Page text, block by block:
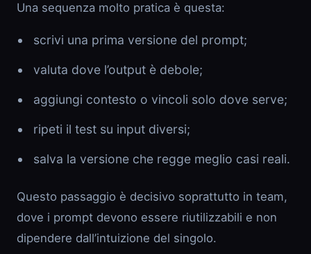
Una sequenza molto pratica è questa:
scrivi una prima versione del prompt;
valuta dove l’output è debole;
aggiungi contesto o vincoli solo dove serve;
ripeti il test su input diversi;
salva la versione che regge meglio casi reali.
Questo passaggio è decisivo soprattutto in team,
dove i prompt devono essere riutilizzabili e non
dipendere dall’intuizione del singolo.